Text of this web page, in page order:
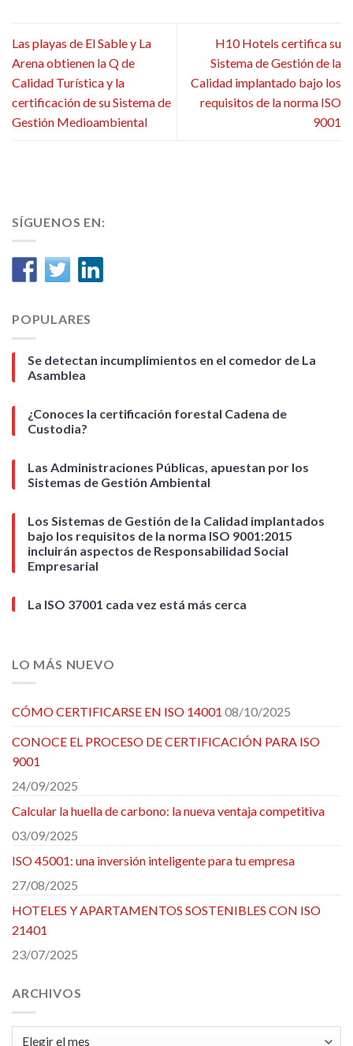
Las playas de El Sable y La
Arena obtienen la Q de
Calidad Turística y la
certificación de su Sistema de
Gestión Medioambiental
H10 Hotels certifica su
Sistema de Gestión de la
Calidad implantado bajo los
requisitos de la norma ISO
9001
SÍGUENOS EN:
POPULARES
Se detectan incumplimientos en el comedor de La
Asamblea
¿Conoces la certificación forestal Cadena de
Custodia?
Las Administraciones Públicas, apuestan por los
Sistemas de Gestión Ambiental
Los Sistemas de Gestión de la Calidad implantados
bajo los requisitos de la norma ISO 9001:2015
incluirán aspectos de Responsabilidad Social
Empresarial
La ISO 37001 cada vez está más cerca
LO MÁS NUEVO
CÓMO CERTIFICARSE EN ISO 14001 08/10/2025
CONOCE EL PROCESO DE CERTIFICACIÓN PARA ISO
9001
24/09/2025
Calcular la huella de carbono: la nueva ventaja competitiva
03/09/2025
ISO 45001: una inversión inteligente para tu empresa
27/08/2025
HOTELES Y APARTAMENTOS SOSTENIBLES CON ISO
21401
23/07/2025
ARCHIVOS
Archivos